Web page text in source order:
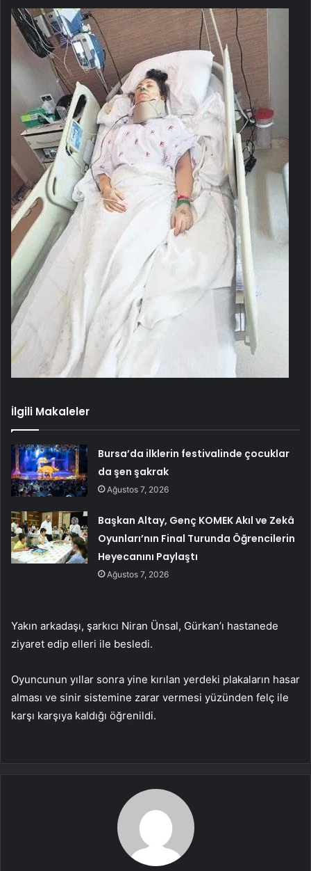
İlgili Makaleler
Bursa’da ilklerin festivalinde çocuklar
da şen şakrak
Ağustos 7, 2026
Başkan Altay, Genç KOMEK Akıl ve Zekâ
Oyunları’nın Final Turunda Öğrencilerin
Heyecanını Paylaştı
Ağustos 7, 2026
Yakın arkadaşı, şarkıcı Niran Ünsal, Gürkan’ı hastanede
ziyaret edip elleri ile besledi.
Oyuncunun yıllar sonra yine kırılan yerdeki plakaların hasar
alması ve sinir sistemine zarar vermesi yüzünden felç ile
karşı karşıya kaldığı öğrenildi.